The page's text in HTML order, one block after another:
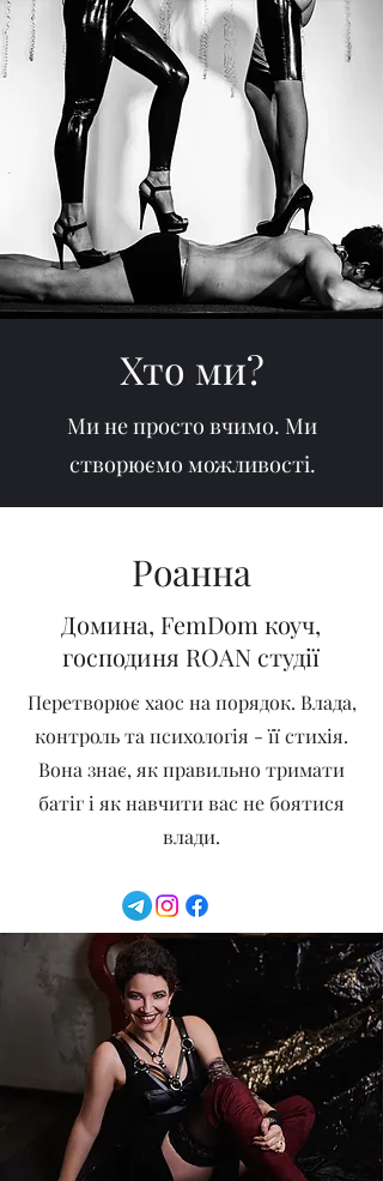
Хто ми?
Ми не просто вчимо. Ми
створюємо можливості.
Роанна
Домина, FemDom коуч,
господиня ROAN студії
Перетворює хаос на порядок. Влада,
контроль та психологія - її стихія.
Вона знає, як правильно тримати
батіг і як навчити вас не боятися
влади.